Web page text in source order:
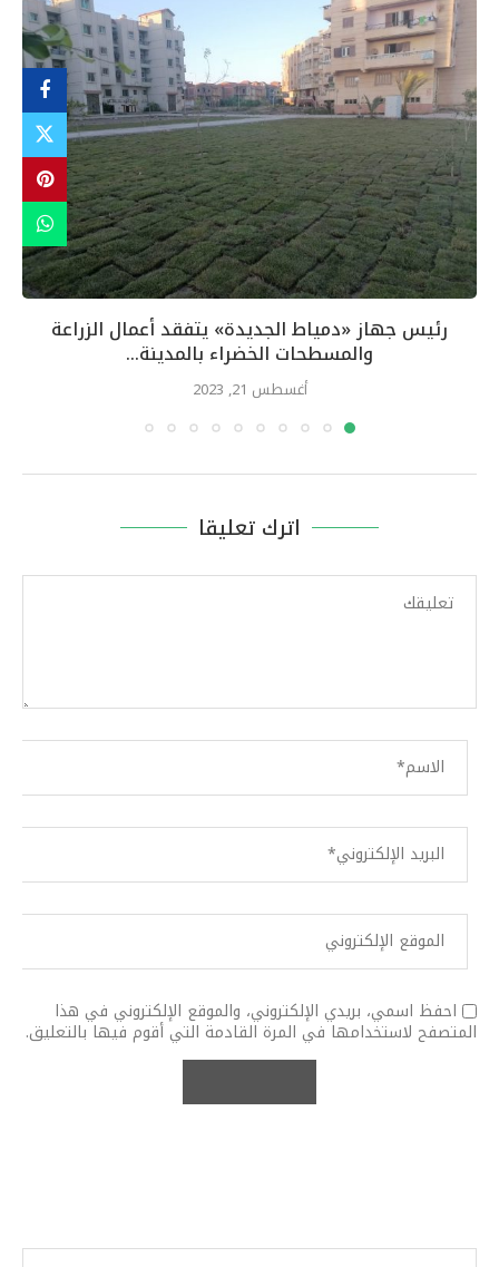
رئيس جهاز «دمياط الجديدة» يتفقد أعمال الزراعة
والمسطحات الخضراء بالمدينة...
أغسطس 21, 2023
اترك تعليقا
احفظ اسمي، بريدي الإلكتروني، والموقع الإلكتروني في هذا
المتصفح لاستخدامها في المرة القادمة التي أقوم فيها بالتعليق.